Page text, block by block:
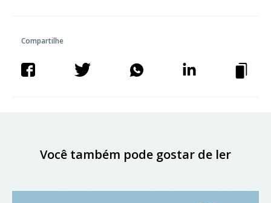
Compartilhe
Você também pode gostar de ler